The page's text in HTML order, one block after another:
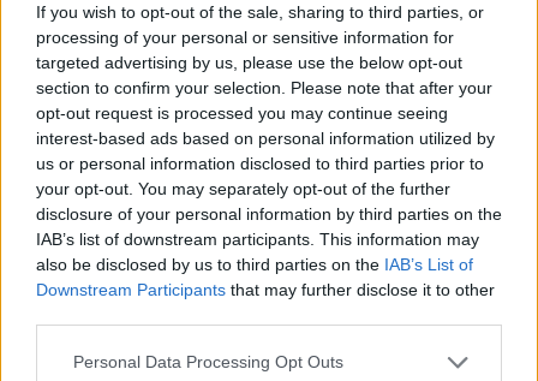
If you wish to opt-out of the sale, sharing to third parties, or
processing of your personal or sensitive information for
targeted advertising by us, please use the below opt-out
section to confirm your selection. Please note that after your
opt-out request is processed you may continue seeing
interest-based ads based on personal information utilized by
us or personal information disclosed to third parties prior to
your opt-out. You may separately opt-out of the further
disclosure of your personal information by third parties on the
IAB’s list of downstream participants. This information may
also be disclosed by us to third parties on the IAB’s List of
Downstream Participants that may further disclose it to other
Please note that this website/app uses one or more Google
Personal Data Processing Opt Outs
Πρόκειται για τους:
1.ΔΑΜΙΑΝΙΔΗ Ιωάννητου Ιωάννη και της
Αφροδίτης, γεννηθέντα την 2-7-1987 στην
Αθήνα.
2.ΜΟΣΧΟΛΙΟ Αλέξανδροτου Δημητρίου και
της Ευανθίας, γεννηθέντα την 7-10-1967
στην Αθήνα
3.ΜΑΚΡΑΔΗΜΑ Ανδρέατου Ευθυμίου και
της Μαρίας, γεννηθέντα την 16-8-1979 στην
Κόρινθο